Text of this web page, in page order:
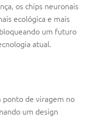
os chips neuronais
ecológica e mais
um futuro
atual.
ponto de viragem no
um design